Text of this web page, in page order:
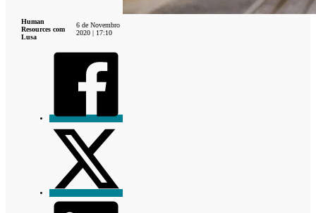
Human
Resources com
Lusa
6 de Novembro
2020 | 17:10